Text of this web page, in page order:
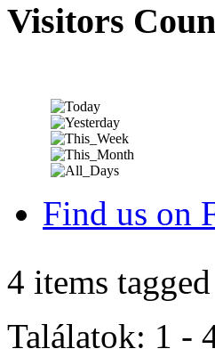
Visitors
Find us on
4 items tagged
Találatok: 1 -